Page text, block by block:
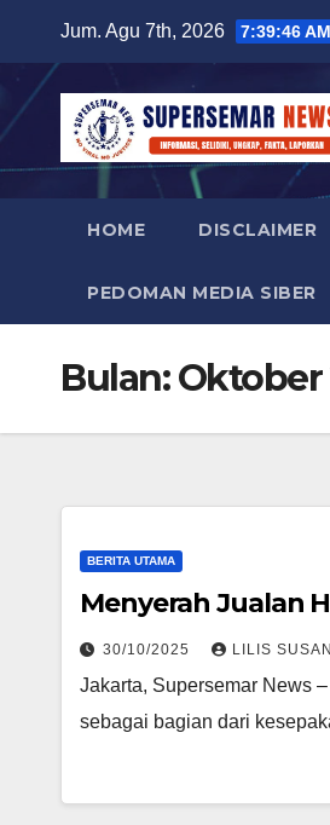
content
Jum. Agu 7th, 2026 7:39:47 AM
HOME DISCLAIMER
PEDOMAN MEDIA SIBER
Bulan:Oktober
BERITA UTAMA
Menyerah Jualan
30/10/2025 LILIS
Jakarta, Supersemar News
sebagai bagian dari